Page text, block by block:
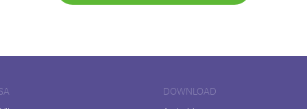
DOWNLOAD